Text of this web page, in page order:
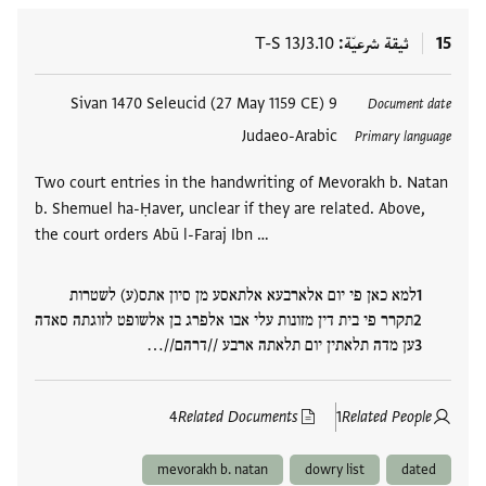
15 ثيقة شرعيّة T-S 13J3.10
Document date
9 Sivan 1470 Seleucid (27 May 1159 CE)
Primary language
Judaeo-Arabic
Two court entries in the handwriting of Mevorakh b. Natan
b. Shemuel ha-Ḥaver, unclear if they are related. Above,
the court orders Abū l-Faraj Ibn …
למא כאן פי יום אלארבעא אלתאסע מן סיון אתס(ע) לשטרות
תקרר פי בית דין מזונות עלי אבו אלפרג בן אלשופט לזוגתה סאדה
ען מדה תלאתין יום תלאתה ארבע //דרהם//…
Related People
1
Related Documents
4
العلامات
dated
dowry list
mevorakh b. natan